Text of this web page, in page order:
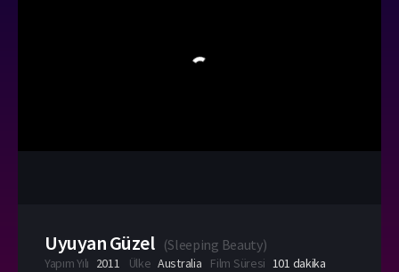
Uyuyan Güzel (Sleeping Beauty)
Yapım Yılı 2011 Ülke Australia Film Süresi 101 dakika